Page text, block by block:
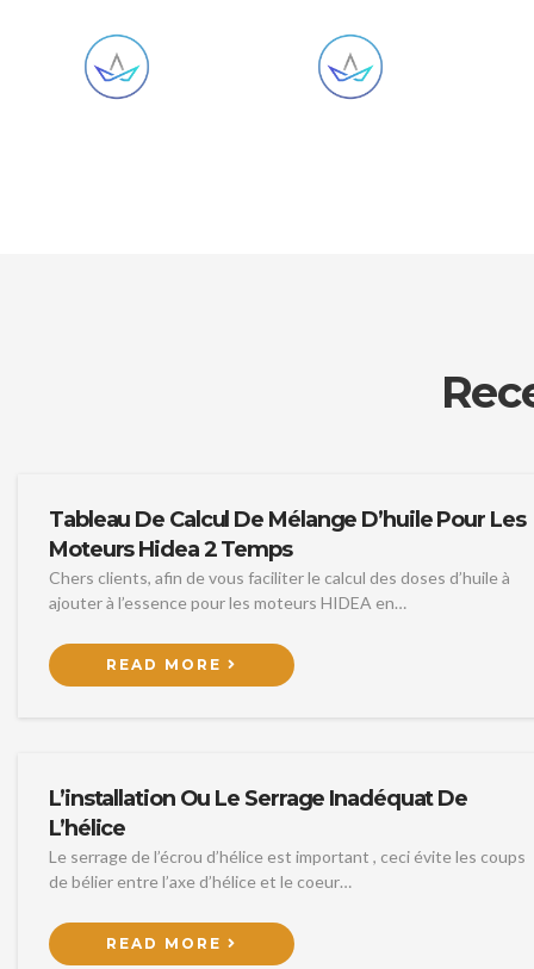
Tableau De Calcul De Mélange D’huile Pour Les
Moteurs Hidea 2 Temps
Chers clients, afin de vous faciliter le calcul des doses d’huile à
ajouter à l’essence pour les moteurs HIDEA en…
READ MORE
L’installation Ou Le Serrage Inadéquat De
L’hélice
Le serrage de l’écrou d’hélice est important , ceci évite les coups
de bélier entre l’axe d’hélice et le coeur…
READ MORE